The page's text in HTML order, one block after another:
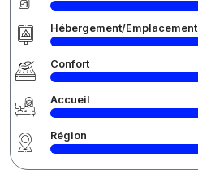
Hébergement/Emplacement
Confort
Accueil
Région